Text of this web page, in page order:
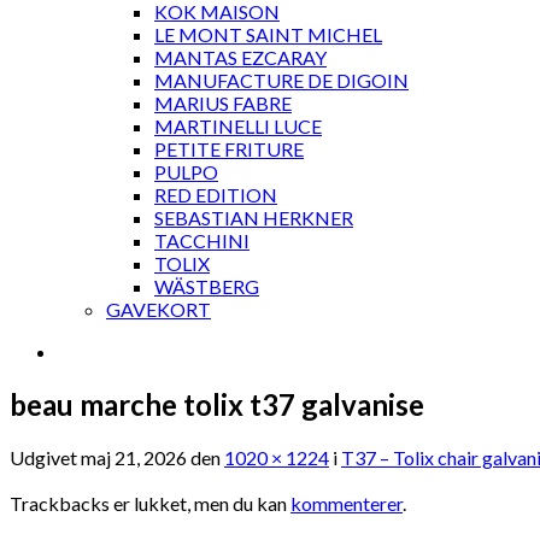
KOK MAISON
LE MONT SAINT MICHEL
MANTAS EZCARAY
MANUFACTURE DE DIGOIN
MARIUS FABRE
MARTINELLI LUCE
PETITE FRITURE
PULPO
RED EDITION
SEBASTIAN HERKNER
TACCHINI
TOLIX
WÄSTBERG
GAVEKORT
beau marche tolix t37 galvanise
Udgivetmaj 21, 2026den 1020 × 1224 i T37 – Tolix chair
Trackbacks er lukket, men du kan kommenterer.